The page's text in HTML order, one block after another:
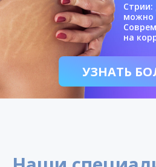
Стрии:
можно
на
УЗНАТЬ